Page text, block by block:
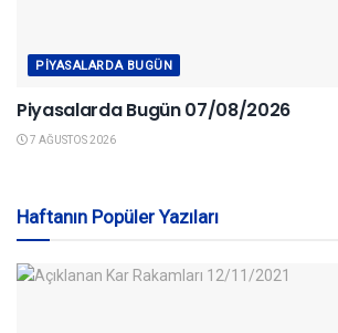
PIYASALARDA BUGÜN
Piyasalarda Bugün 07/08/2026
7 AĞUSTOS 2026
Haftanın Popüler Yazıları